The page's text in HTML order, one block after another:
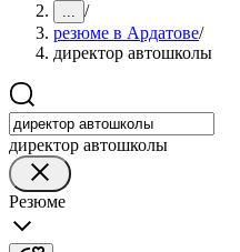
... /
резюме в Ардатове/
директор автошколы
директор автошколы
Резюме